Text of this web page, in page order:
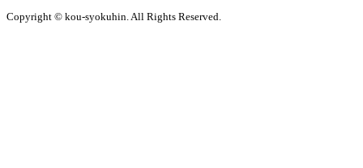
Copyright © kou-syokuhin. All Rights Reserved.